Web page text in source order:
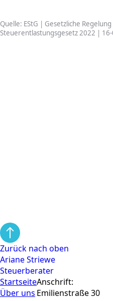
Quelle: EStG | Gesetzliche
Steuerentlastungsgesetz 2022 |
Zurück nach oben
Ariane Striewe
Steuerberater
Startseite
Über uns
Anschrift:
Emilienstraße 30